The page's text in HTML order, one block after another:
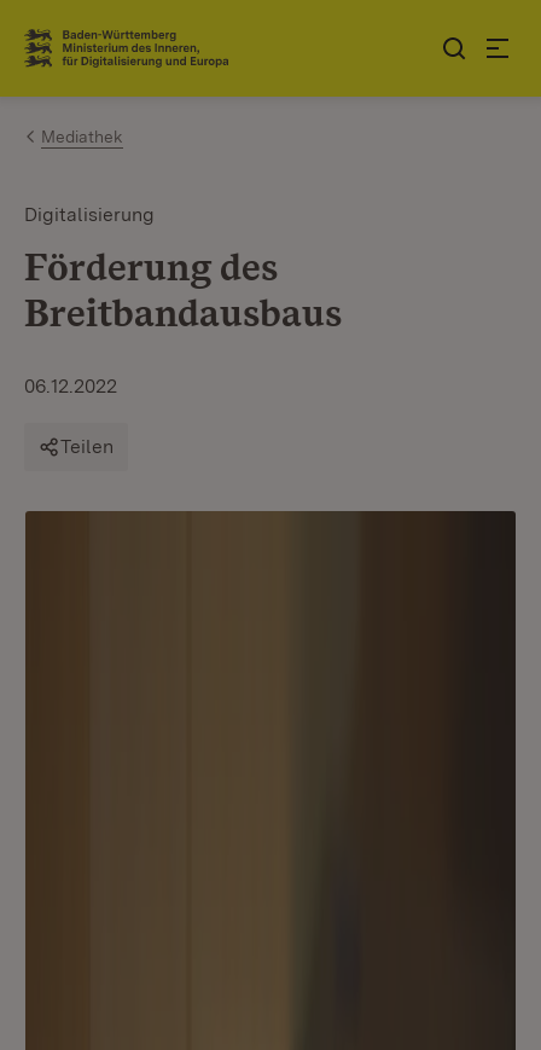
Zum Inhalt springen
Link zur Startseite
Mediathek
Digitalisierung
Förderung des
Breitbandausbaus
06.12.2022
Teilen